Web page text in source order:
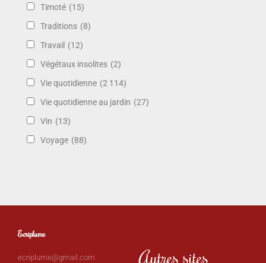
Timoté (15)
Traditions (8)
Travail (12)
Végétaux insolites (2)
Vie quotidienne (2 114)
Vie quotidienne au jardin (27)
Vin (13)
Voyage (88)
Ecriplume
ecriplume@gmail.com Autres sites